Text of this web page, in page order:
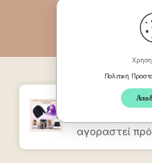
Πολιτική
Πονοκεφάλου
αγοραστεί